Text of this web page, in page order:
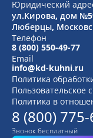
Юридический
ул.Кирова, дом
Люберцы,
Телефон
8 (800) 550-49-77
Email
info@kd-kuhni.ru
Политика
Пользовательское
Политика в
8 (800)
Звонок бесплатный